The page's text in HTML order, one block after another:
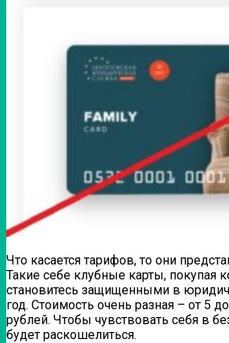
Что касается тарифов, то они
Такие себе клубные карты, покупая
становитесь защищенными в
год. Стоимость очень разная – от 5
рублей. Чтобы чувствовать себя в
будет раскошелиться.